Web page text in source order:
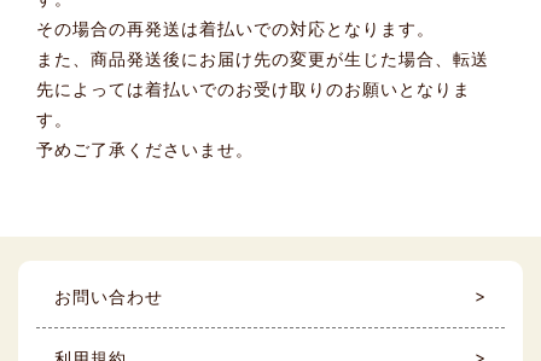
その場合の再発送は着払いでの対応となります。
また、商品発送後にお届け先の変更が生じた場合、転送
先によっては着払いでのお受け取りのお願いとなりま
す。
予めご了承くださいませ。
お問い合わせ